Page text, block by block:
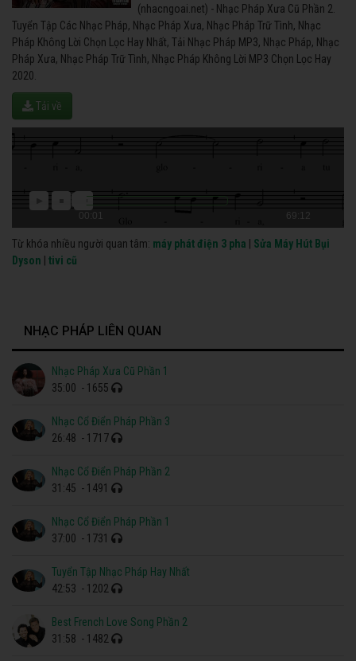
(nhacngoai.net) - Nhạc Pháp Xưa Cũ Phần 2.
Tuyển Tập Các Nhạc Pháp, Nhạc Pháp Xưa, Nhạc Pháp Trữ Tình, Nhạc
Pháp Không Lời Chọn Lọc Hay Nhất, Tải Nhạc Pháp MP3, Nhạc Pháp, Nhạc
Pháp Xưa, Nhạc Pháp Trữ Tình, Nhạc Pháp Không Lời MP3 Chọn Lọc Hay
2020.
Tải về
00:01 69:12
Từ khóa nhiều người quan tâm: máy phát điện 3 pha
Sửa Máy Hút Bụi
Dyson
tivi cũ
NHẠC PHÁP LIÊN QUAN
Nhạc Pháp Xưa Cũ Phần 1
35:00 - 1655
Nhạc Cổ Điển Pháp Phần 3
26:48 - 1717
Nhạc Cổ Điển Pháp Phần 2
31:45 - 1491
Nhạc Cổ Điển Pháp Phần 1
37:00 - 1731
Tuyển Tập Nhạc Pháp Hay Nhất
42:53 - 1202
Best French Love Song Phần 2
31:58 - 1482